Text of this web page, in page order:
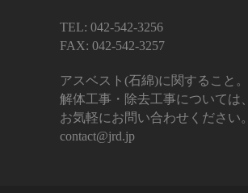
TEL: 042-542-3256
FAX: 042-542-3257
アスベスト(石綿)に関すること。
解体工事・除去工事については、
お気軽にお問い合わせください。
contact@jrd.jp